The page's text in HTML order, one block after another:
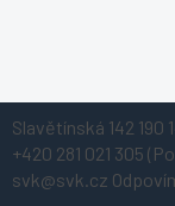
Slavětínská 142 190
+420 281 021 305
svk@svk.cz